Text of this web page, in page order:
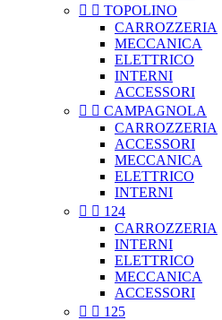
  TOPOLINO
CARROZZERIA
MECCANICA
ELETTRICO
INTERNI
ACCESSORI
  CAMPAGNOLA
CARROZZERIA
ACCESSORI
MECCANICA
ELETTRICO
INTERNI
  124
CARROZZERIA
INTERNI
ELETTRICO
MECCANICA
ACCESSORI
  125